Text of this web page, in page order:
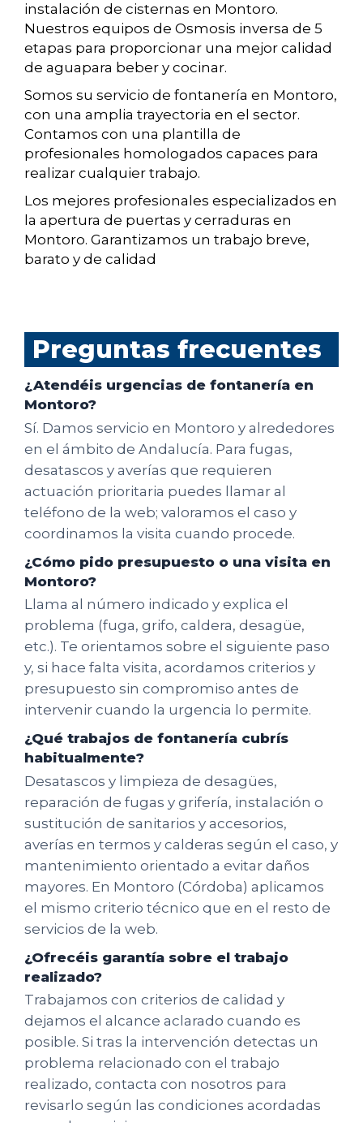
instalación de cisternas en Montoro.
Nuestros equipos de Osmosis inversa de 5
etapas para proporcionar una mejor calidad
de aguapara beber y cocinar.
Somos su servicio de fontanería en Montoro,
con una amplia trayectoria en el sector.
Contamos con una plantilla de
profesionales homologados capaces para
realizar cualquier trabajo.
Los mejores profesionales especializados en
la apertura de puertas y cerraduras en
Montoro. Garantizamos un trabajo breve,
barato y de calidad
Preguntas frecuentes
¿Atendéis urgencias de fontanería en
Montoro?
Sí. Damos servicio en Montoro y alrededores
en el ámbito de Andalucía. Para fugas,
desatascos y averías que requieren
actuación prioritaria puedes llamar al
teléfono de la web; valoramos el caso y
coordinamos la visita cuando procede.
¿Cómo pido presupuesto o una visita en
Montoro?
Llama al número indicado y explica el
problema (fuga, grifo, caldera, desagüe,
etc.). Te orientamos sobre el siguiente paso
y, si hace falta visita, acordamos criterios y
presupuesto sin compromiso antes de
intervenir cuando la urgencia lo permite.
¿Qué trabajos de fontanería cubrís
habitualmente?
Desatascos y limpieza de desagües,
reparación de fugas y grifería, instalación o
sustitución de sanitarios y accesorios,
averías en termos y calderas según el caso, y
mantenimiento orientado a evitar daños
mayores. En Montoro (Córdoba) aplicamos
el mismo criterio técnico que en el resto de
servicios de la web.
¿Ofrecéis garantía sobre el trabajo
realizado?
Trabajamos con criterios de calidad y
dejamos el alcance aclarado cuando es
posible. Si tras la intervención detectas un
problema relacionado con el trabajo
realizado, contacta con nosotros para
revisarlo según las condiciones acordadas